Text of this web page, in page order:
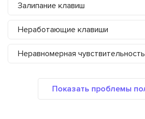
Залипание клавиш
Неработающие клавиши
Неравномерная чувствительность